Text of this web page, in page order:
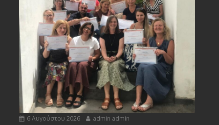
6 Αυγούστου 2026 admin admin